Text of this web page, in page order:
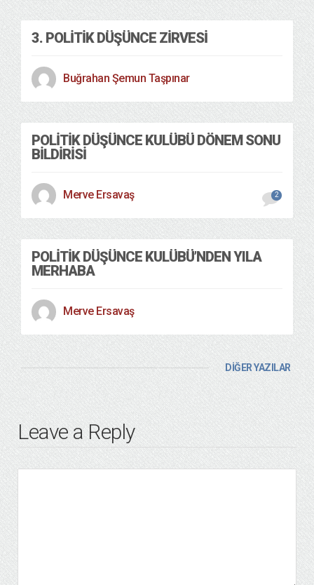
3. POLITIK DÜŞÜNCE ZIRVESI
Buğrahan Şemun Taşpınar
POLITIK DÜŞÜNCE KULÜBÜ DÖNEM SONU
BILDIRISI
Merve Ersavaş 2
POLITIK DÜŞÜNCE KULÜBÜ’NDEN YILA
MERHABA
Merve Ersavaş
DİĞER YAZILAR
Leave a Reply